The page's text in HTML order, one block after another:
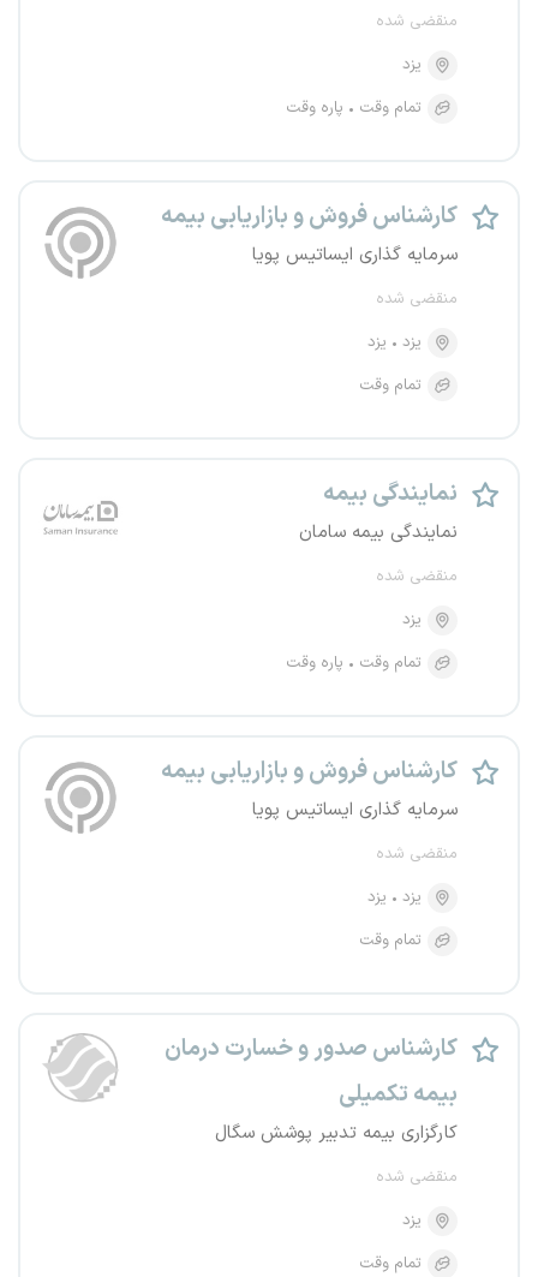
منقضی شده
یزد
تمام وقت
پاره وقت
کارشناس فروش و بازاریابی بیمه
سرمایه گذاری ایساتیس پویا
منقضی شده
یزد
یزد
تمام وقت
نمایندگی بیمه
نمایندگی بیمه سامان
منقضی شده
یزد
تمام وقت
پاره وقت
کارشناس فروش و بازاریابی بیمه
سرمایه گذاری ایساتیس پویا
منقضی شده
یزد
یزد
تمام وقت
کارشناس صدور و خسارت درمان
بیمه تکمیلی
کارگزاری بیمه تدبیر پوشش سگال
منقضی شده
یزد
تمام وقت